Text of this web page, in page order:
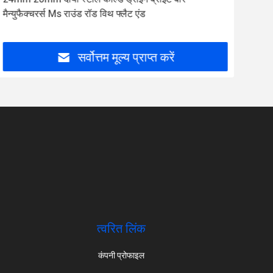
मैन्युफैक्चरर्स Ms राउंड रॉड विथ फ्लैट एंड
सर्वोत्तम मूल्य प्राप्त करें
त्वरित लिंक
कंपनी प्रोफाइल